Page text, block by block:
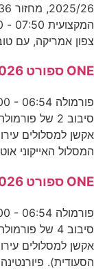
צפון אמריקה, עם
ONE ספורט 07-08-2026
אקשן למסלולים
המסלול האייקוני
ONE ספורט 06-08-2026
אקשן למסלולים
הסעודית). פיורנטינה -